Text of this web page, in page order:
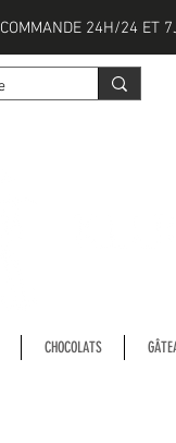
COMMANDE 24H/24 ET
CHOCOLATS